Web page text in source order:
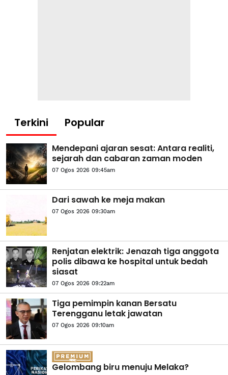
Terkini Popular
Mendepani ajaran sesat: Antara realiti,
sejarah dan cabaran zaman moden
07 Ogos 2026 09:45am
Dari sawah ke meja makan
07 Ogos 2026 09:30am
Renjatan elektrik: Jenazah tiga anggota
polis dibawa ke hospital untuk bedah
siasat
07 Ogos 2026 09:22am
Tiga pemimpin kanan Bersatu
Terengganu letak jawatan
07 Ogos 2026 09:10am
Gelombang biru menuju Melaka?